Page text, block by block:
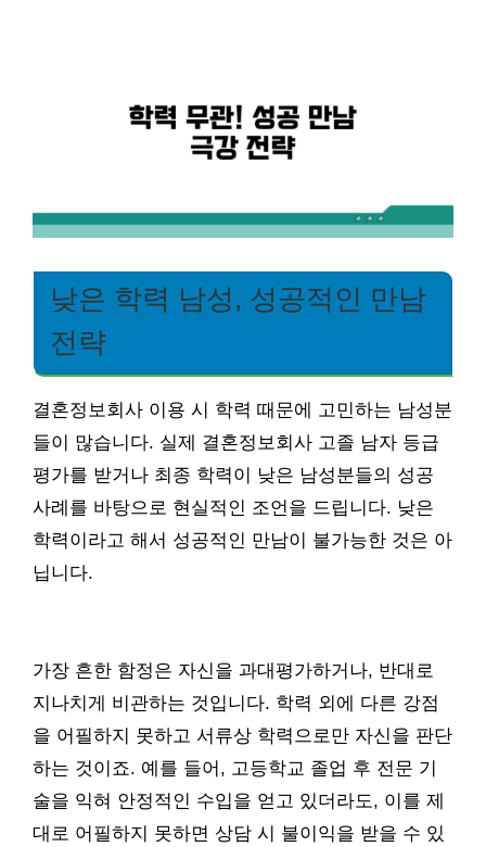
낮은 학력 남성, 성공적인 만남
전략
결혼정보회사 이용 시 학력 때문에 고민하는 남성분
들이 많습니다. 실제 결혼정보회사 고졸 남자 등급
평가를 받거나 최종 학력이 낮은 남성분들의 성공
사례를 바탕으로 현실적인 조언을 드립니다. 낮은
학력이라고 해서 성공적인 만남이 불가능한 것은 아
닙니다.
가장 흔한 함정은 자신을 과대평가하거나, 반대로
지나치게 비관하는 것입니다. 학력 외에 다른 강점
을 어필하지 못하고 서류상 학력으로만 자신을 판단
하는 것이죠. 예를 들어, 고등학교 졸업 후 전문 기
술을 익혀 안정적인 수입을 얻고 있더라도, 이를 제
대로 어필하지 못하면 상담 시 불이익을 받을 수 있